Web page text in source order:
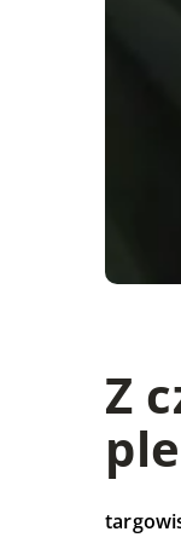
Z